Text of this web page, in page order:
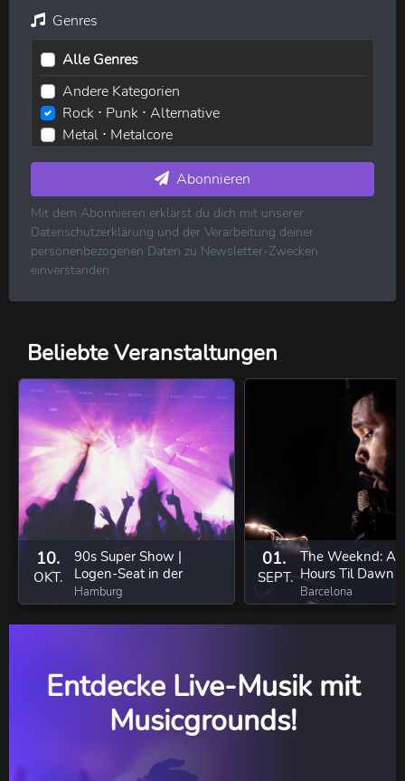
Genres
Alle Genres
Andere Kategorien
Rock ⋅ Punk ⋅ Alternative
Metal ⋅ Metalcore
Pop ⋅ Dance ⋅ Indie
Hip-Hop ⋅ Rap
R&B ⋅ Soul ⋅ Blues ⋅ Jazz
Volksmusik ⋅ Folk ⋅ Country ⋅ Schlager
Klassische Musik
Abonnieren
Mit dem Abonnieren erklärst du dich mit unserer
Datenschutzerklärung und der Verarbeitung deiner
personenbezogenen Daten zu Newsletter-Zwecken
einverstanden.
Beliebte Veranstaltungen
10.
OKT.
90s Super Show |
Logen-Seat in der
Ticketmaster Suite
Hamburg
01.
SEPT.
The Weeknd:
Hours Til Dawn
Barcelona
Entdecke Live-Musik mit
Musicgrounds!